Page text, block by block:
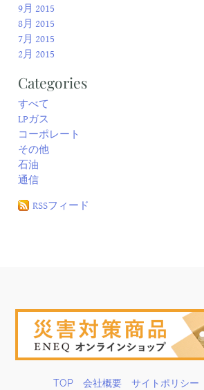
9月 2015
8月 2015
7月 2015
2月 2015
Categories
すべて
LPガス
コーポレート
その他
石油
通信
RSSフィード
TOP 会社概要 サイトポリシー